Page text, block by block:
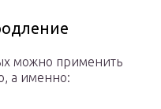
можно применить
а именно: